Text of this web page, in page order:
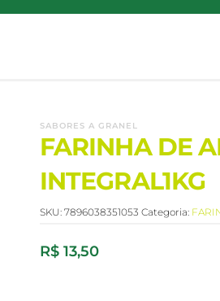
SABORES A GRANEL
FARINHA DE
INTEGRAL1KG
SKU: 7896038351053 Categoria:
R$13,50